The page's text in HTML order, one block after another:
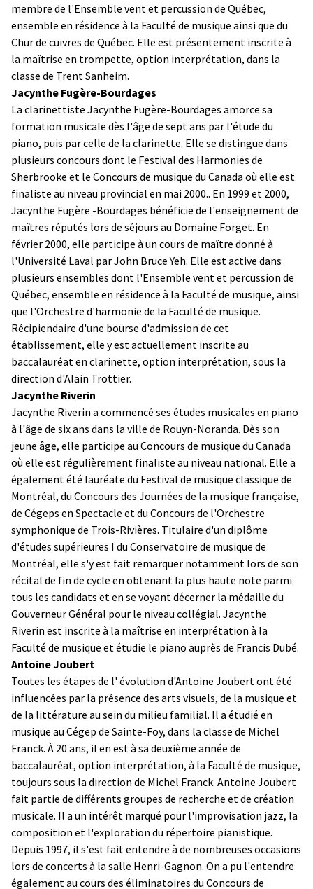
membre de l'Ensemble vent et percussion de Québec,
ensemble en résidence à la Faculté de musique ainsi que du
Chur de cuivres de Québec. Elle est présentement inscrite à
la maîtrise en trompette, option interprétation, dans la
classe de Trent Sanheim.
Jacynthe Fugère-Bourdages
La clarinettiste Jacynthe Fugère-Bourdages amorce sa
formation musicale dès l'âge de sept ans par l'étude du
piano, puis par celle de la clarinette. Elle se distingue dans
plusieurs concours dont le Festival des Harmonies de
Sherbrooke et le Concours de musique du Canada où elle est
finaliste au niveau provincial en mai 2000.. En 1999 et 2000,
Jacynthe Fugère -Bourdages bénéficie de l'enseignement de
maîtres réputés lors de séjours au Domaine Forget. En
février 2000, elle participe à un cours de maître donné à
l'Université Laval par John Bruce Yeh. Elle est active dans
plusieurs ensembles dont l'Ensemble vent et percussion de
Québec, ensemble en résidence à la Faculté de musique, ainsi
que l'Orchestre d'harmonie de la Faculté de musique.
Récipiendaire d'une bourse d'admission de cet
établissement, elle y est actuellement inscrite au
baccalauréat en clarinette, option interprétation, sous la
direction d'Alain Trottier.
Jacynthe Riverin
Jacynthe Riverin a commencé ses études musicales en piano
à l'âge de six ans dans la ville de Rouyn-Noranda. Dès son
jeune âge, elle participe au Concours de musique du Canada
où elle est régulièrement finaliste au niveau national. Elle a
également été lauréate du Festival de musique classique de
Montréal, du Concours des Journées de la musique française,
de Cégeps en Spectacle et du Concours de l'Orchestre
symphonique de Trois-Rivières. Titulaire d'un diplôme
d'études supérieures I du Conservatoire de musique de
Montréal, elle s'y est fait remarquer notamment lors de son
récital de fin de cycle en obtenant la plus haute note parmi
tous les candidats et en se voyant décerner la médaille du
Gouverneur Général pour le niveau collégial. Jacynthe
Riverin est inscrite à la maîtrise en interprétation à la
Faculté de musique et étudie le piano auprès de Francis Dubé.
Antoine Joubert
Toutes les étapes de l' évolution d'Antoine Joubert ont été
influencées par la présence des arts visuels, de la musique et
de la littérature au sein du milieu familial. Il a étudié en
musique au Cégep de Sainte-Foy, dans la classe de Michel
Franck. À 20 ans, il en est à sa deuxième année de
baccalauréat, option interprétation, à la Faculté de musique,
toujours sous la direction de Michel Franck. Antoine Joubert
fait partie de différents groupes de recherche et de création
musicale. Il a un intérêt marqué pour l'improvisation jazz, la
composition et l'exploration du répertoire pianistique.
Depuis 1997, il s'est fait entendre à de nombreuses occasions
lors de concerts à la salle Henri-Gagnon. On a pu l'entendre
également au cours des éliminatoires du Concours de